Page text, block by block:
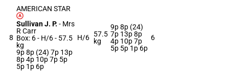
8
AMERICAN STAR
Sullivan J. P. - Mrs
R Carr
Box: 6 - H/6 - 57.5
kg
9p 8p (24) 7p 13p
8p 4p 10p 7p 5p
5p 1p 6p
H/6 57.5
kg
9p 8p (24)
7p 13p 8p
4p 10p 7p
5p 5p 1p 6p
6